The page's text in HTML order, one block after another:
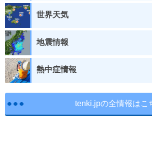
世界天気
地震情報
熱中症情報
tenki.jpの全情報はこ